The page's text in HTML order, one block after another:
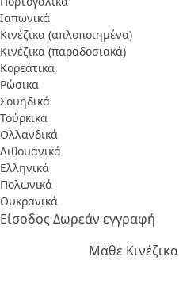
Ιαπωνικά
Κινέζικα (απλοποιημένα)
Κινέζικα (παραδοσιακά)
Κορεάτικα
Ρώσικα
Σουηδικά
Τούρκικα
Ολλανδικά
Λιθουανικά
Ελληνικά
Πολωνικά
Ουκρανικά
ΕίσοδοςΔωρεάν εγγραφή
Μάθε Κινέζικα